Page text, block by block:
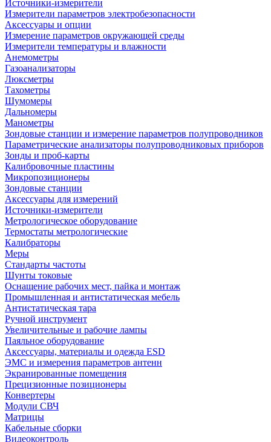
Источники-измерители
Измерители параметров электробезопасности
Аксессуары и опции
Измерение параметров окружающей среды
Измерители температуры и влажности
Анемометры
Газоанализаторы
Люксметры
Тахометры
Шумомеры
Дальномеры
Манометры
Зондовые станции и измерение параметров полупроводников
Параметрические анализаторы полупроводниковых приборов
Зонды и проб-карты
Калибровочные пластины
Микропозиционеры
Зондовые станции
Аксессуары для измерений
Источники-измерители
Метрологическое оборудование
Термостаты метрологические
Калибраторы
Меры
Стандарты частоты
Шунты токовые
Оснащение рабочих мест, пайка и монтаж
Промышленная и антистатическая мебель
Антистатическая тара
Ручной инструмент
Увеличительные и рабочие лампы
Паяльное оборудование
Аксессуары, материалы и одежда ESD
ЭМС и измерения параметров антенн
Экранированные помещения
Прецизионные позиционеры
Конвертеры
Модули СВЧ
Матрицы
Кабельные сборки
Видеоконтроль